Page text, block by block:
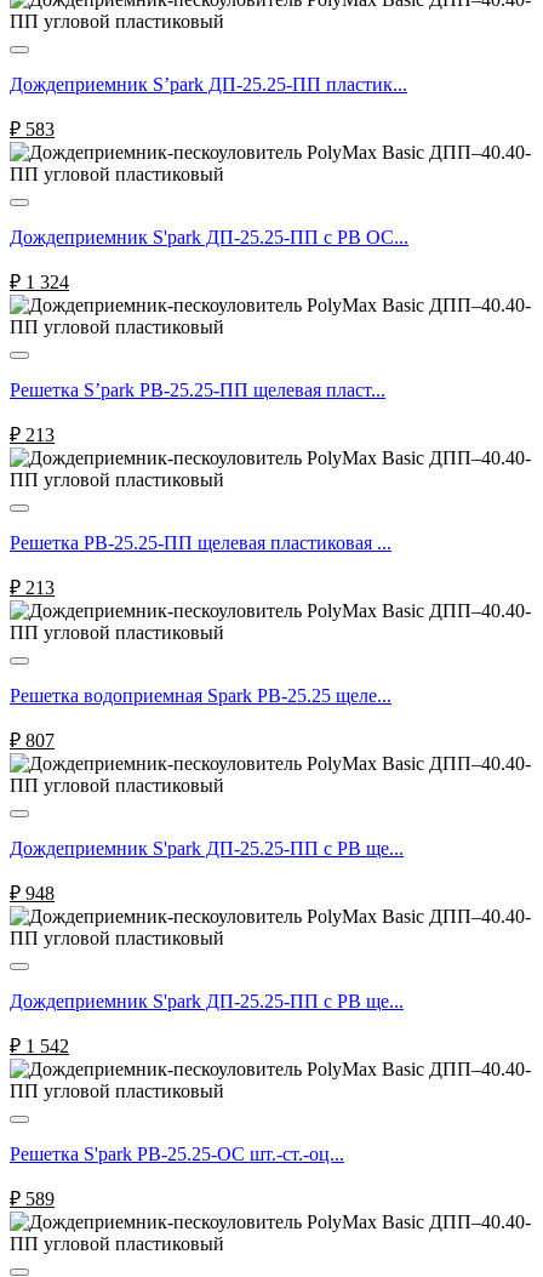
Дождеприемник S’park ДП-25.25-ПП пластик...
₽ 583
Дождеприемник S'park ДП-25.25-ПП с РВ ОС...
₽ 1 324
Решетка S’park РВ-25.25-ПП щелевая пласт...
₽ 213
Решетка РВ-25.25-ПП щелевая пластиковая ...
₽ 213
Решетка водоприемная Spark РВ-25.25 щеле...
₽ 807
Дождеприемник S'park ДП-25.25-ПП с РВ ще...
₽ 948
Дождеприемник S'park ДП-25.25-ПП с РВ ще...
₽ 1 542
Решетка S'park РВ-25.25-ОС шт.-ст.-оц...
₽ 589